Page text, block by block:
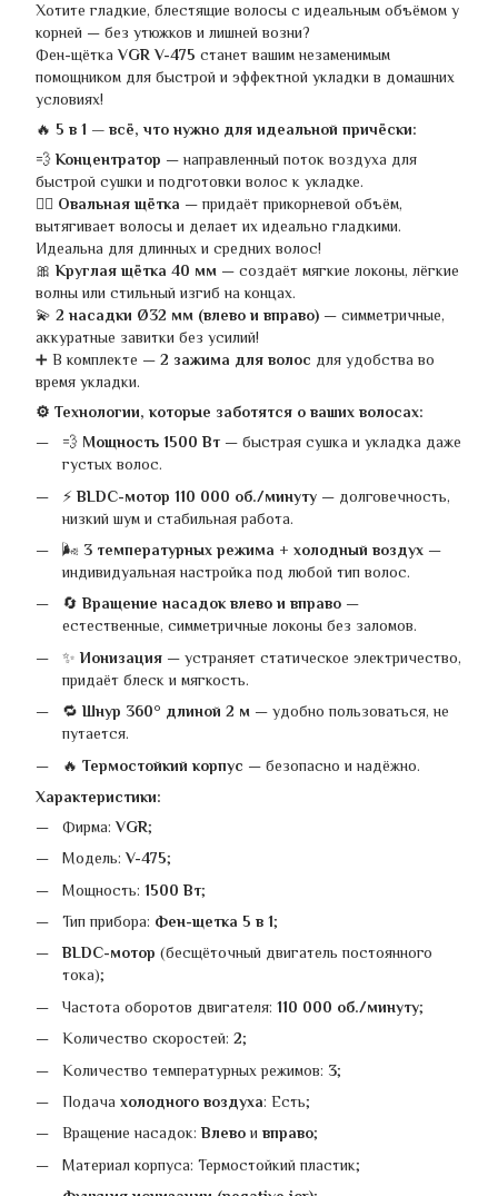
Хотите гладкие, блестящие волосы с идеальным объёмом у
корней — без утюжков и лишней возни?
Фен-щёткаVGR V-475 станет вашим незаменимым
помощником для быстрой и эффектной укладки в домашних
условиях!
🔥 5 в 1 — всё, что нужно для идеальной причёски:
💨 Концентратор — направленный поток воздуха для
быстрой сушки и подготовки волос к укладке.
💁‍♀️ Овальная щётка — придаёт прикорневой объём,
вытягивает волосы и делает их идеально гладкими.
Идеальна для длинных и средних волос!
🎀 Круглая щётка 40 мм — создаёт мягкие локоны, лёгкие
волны или стильный изгиб на концах.
💫 2 насадки Ø32 мм (влево и вправо) — симметричные,
аккуратные завитки без усилий!
➕ В комплекте — 2 зажима для волос для удобства во
время укладки.
⚙️ Технологии, которые заботятся о ваших волосах:
💨 Мощность 1500 Вт — быстрая сушка и укладка даже
густых волос.
⚡ BLDC-мотор 110 000 об./минуту — долговечность,
низкий шум и стабильная работа.
🌬️ 3 температурных режима + холодный воздух —
индивидуальная настройка под любой тип волос.
🔄 Вращение насадок влево и вправо —
естественные, симметричные локоны без заломов.
✨ Ионизация — устраняет статическое электричество,
придаёт блеск и мягкость.
🔁 Шнур 360° длиной 2 м — удобно пользоваться, не
путается.
🔥 Термостойкий корпус — безопасно и надёжно.
Характеристики:
Фирма:VGR;
Модель:V-475;
Мощность: 1500 Вт;
Тип прибора: Фен-щетка 5 в 1;
BLDC-мотор (бесщёточный двигатель постоянного
тока);
Частота оборотов двигателя: 110 000 об./минуту;
Количество скоростей: 2;
Количество температурных режимов: 3;
Подача холодного воздуха: Есть;
Вращение насадок: Влевои вправо;
Материал корпуса: Термостойкий пластик;